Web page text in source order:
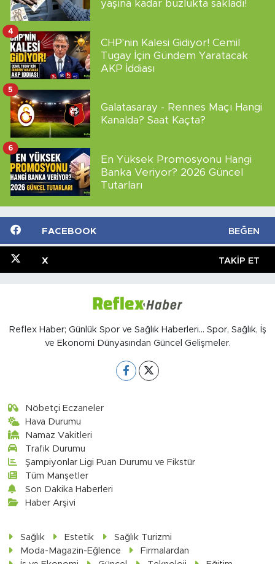
yaşına kadar buzlukta sakladı!
CHP'nin Kalesi Gidiyor! Cemil
Tugay İçin Gündem Yaratacak
AKP İddiası
4
Galatasaray - Rennes Maçı Hangi
Kanalda? Saat Kaçta?
5
En Yüksek Promosyonu Hangi
Banka Veriyor? 2026 Güncel
Tutarları
6
FACEBOOK BEĞEN
X TAKIP ET
Reflex Haber; Günlük Spor ve Sağlık Haberleri... Spor, Sağlık, İş
ve Ekonomi Dünyasından Güncel Gelişmeler.
Nöbetçi Eczaneler
Hava Durumu
Namaz Vakitleri
Trafik Durumu
Şampiyonlar Ligi Puan Durumu ve Fikstür
Tüm Manşetler
Son Dakika Haberleri
Haber Arşivi
Sağlık Estetik
Sağlık Turizmi
Moda-Magazin-Eğlence
Firmalardan